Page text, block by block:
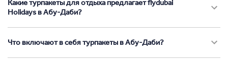
Какие турпакеты для отдыха предлагает flydubai
Holidays в Абу-Даби?
Что включают в себя турпакеты в Абу-Даби?